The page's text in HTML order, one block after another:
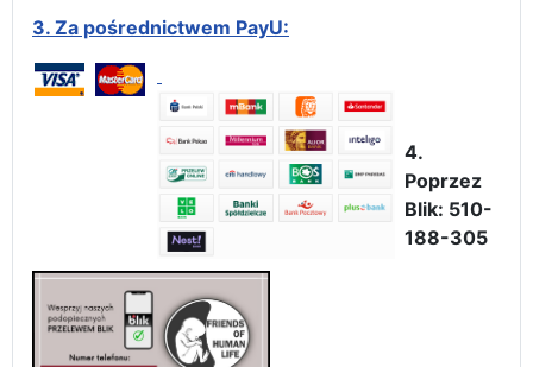
3. Za pośrednictwem PayU:
4.
Poprzez
Blik: 510-
188-305